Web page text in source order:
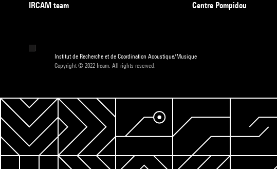
IRCAM team
Centre Pompidou
Institut de Recherche et de Coordination Acoustique/Musique
Copyright © 2022 Ircam. All rights reserved.